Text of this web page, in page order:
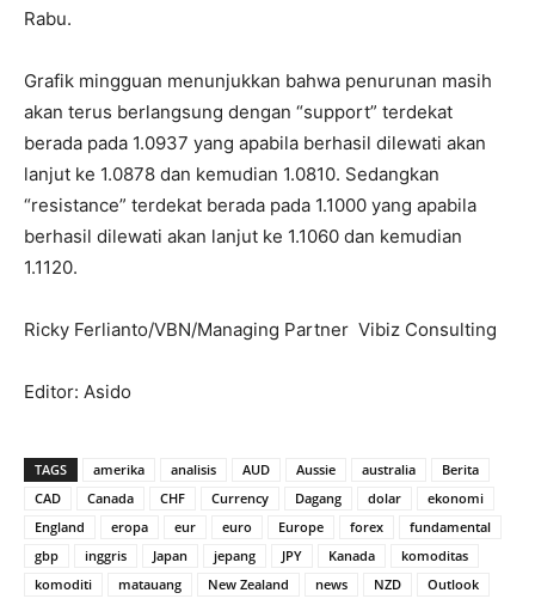
Rabu.
Grafik mingguan menunjukkan bahwa penurunan masih
akan terus berlangsung dengan “support” terdekat
berada pada 1.0937 yang apabila berhasil dilewati akan
lanjut ke 1.0878 dan kemudian 1.0810. Sedangkan
“resistance” terdekat berada pada 1.1000 yang apabila
berhasil dilewati akan lanjut ke 1.1060 dan kemudian
1.1120.
Ricky Ferlianto/VBN/Managing Partner Vibiz Consulting
Editor: Asido
TAGS amerika analisis AUD Aussie australia
Berita
CAD
Canada CHF Currency Dagang dolar
ekonomi
England
eropa eur euro Europe forex
fundamental
gbp
inggris Japan jepang JPY Kanada
komoditas
komoditi
matauang New Zealand news NZD Outlook